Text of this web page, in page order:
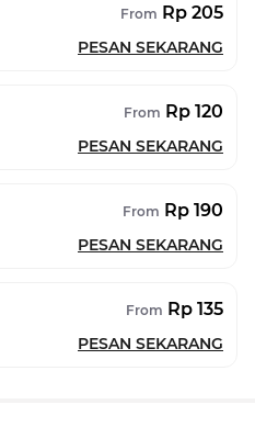
From Rp 205
PESAN SEKARANG
From Rp 120
PESAN SEKARANG
From Rp 190
PESAN SEKARANG
From Rp 135
PESAN SEKARANG